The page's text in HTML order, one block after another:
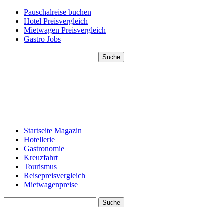
Pauschalreise buchen
Hotel Preisvergleich
Mietwagen Preisvergleich
Gastro Jobs
Suche
Startseite Magazin
Hotellerie
Gastronomie
Kreuzfahrt
Tourismus
Reisepreisvergleich
Mietwagenpreise
Suche